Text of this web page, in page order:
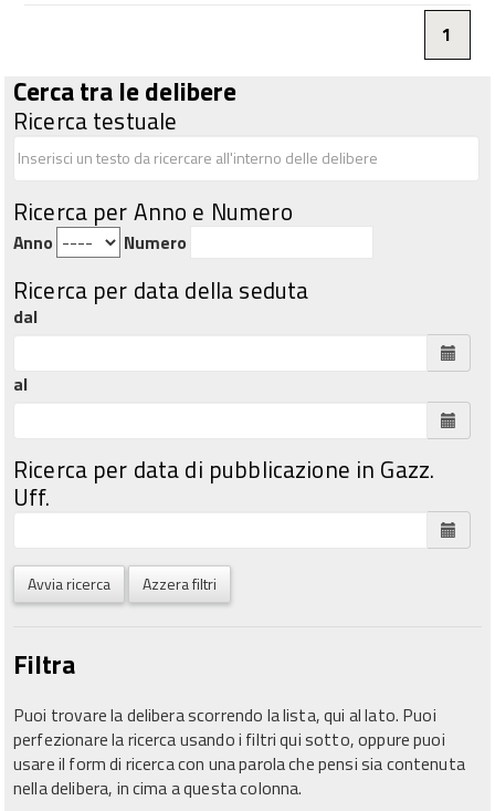
1
Cerca tra le delibere
Ricerca testuale
Ricerca per Anno e Numero
Anno Numero
Ricerca per data della seduta
dal
al
Ricerca per data di pubblicazione in Gazz.
Uff.
Avvia ricerca Azzera filtri
Filtra
Puoi trovare la delibera scorrendo la lista, qui al lato. Puoi
perfezionare la ricerca usando i filtri qui sotto, oppure puoi
usare il form di ricerca con una parola che pensi sia contenuta
nella delibera, in cima a questa colonna.